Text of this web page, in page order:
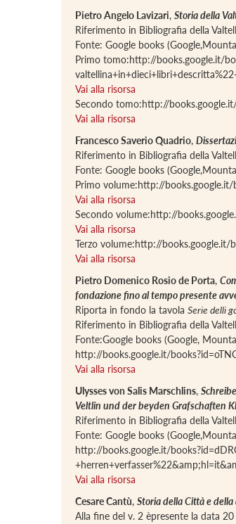
Pietro Angelo Lavizari, Storia della
Riferimento in Bibliografia della
Fonte: Google books
Primo tomo:http://books.google.it/
Vai alla risorsa
Secondo tomo:http://
Vai alla risorsa
Francesco Saverio Quadrio,
Riferimento in Bibliografia della
Fonte: Google books
Primo volume:http://
Vai alla risorsa
Secondo volume:http://
Vai alla risorsa
Terzo volume:http://books.google.it/
Vai alla risorsa
Pietro Domenico Rosio de Porta,
fondazione fino al tempo presente
Riporta in fondo la tavola Serie delli
Riferimento in Bibliografia della
Fonte:Google books (Google,
http://books.google.it/
Vai alla risorsa
Ulysses von Salis Marschlins,
Veltlin und der beyden Grafschaften
Riferimento in Bibliografia della
Fonte: Google books
http://books.google.it/
Vai alla risorsa
Cesare Cantù, Storia della Città e
Alla fine del v. 2 èpresente la data